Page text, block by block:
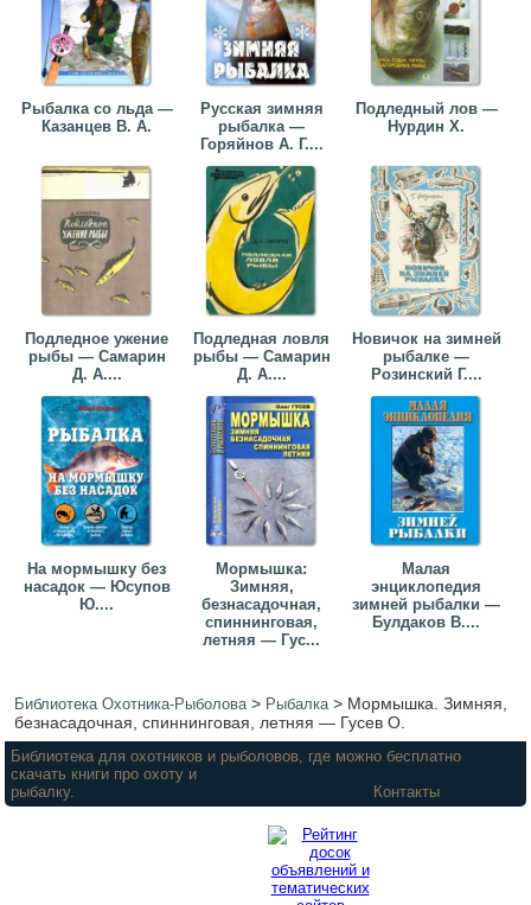
Рыбалка со льда —
Казанцев В. А.
Русская зимняя
рыбалка —
Горяйнов А. Г....
Подледный лов —
Нурдин Х.
Подледное ужение
рыбы — Самарин
Д. А....
Подледная ловля
рыбы — Самарин
Д. А....
Новичок на зимней
рыбалке —
Розинский Г....
На мормышку без
насадок — Юсупов
Ю....
Мормышка:
Зимняя,
безнасадочная,
спиннинговая,
летняя — Гус...
Малая
энциклопедия
зимней рыбалки —
Булдаков В....
Библиотека Охотника-Рыболова> Рыбалка> Мормышка. Зимняя,
безнасадочная, спиннинговая, летняя — Гусев О.
Библиотека для охотников и рыболовов, где можно бесплатно
скачать книги про охоту и
рыбалку.
Контакты